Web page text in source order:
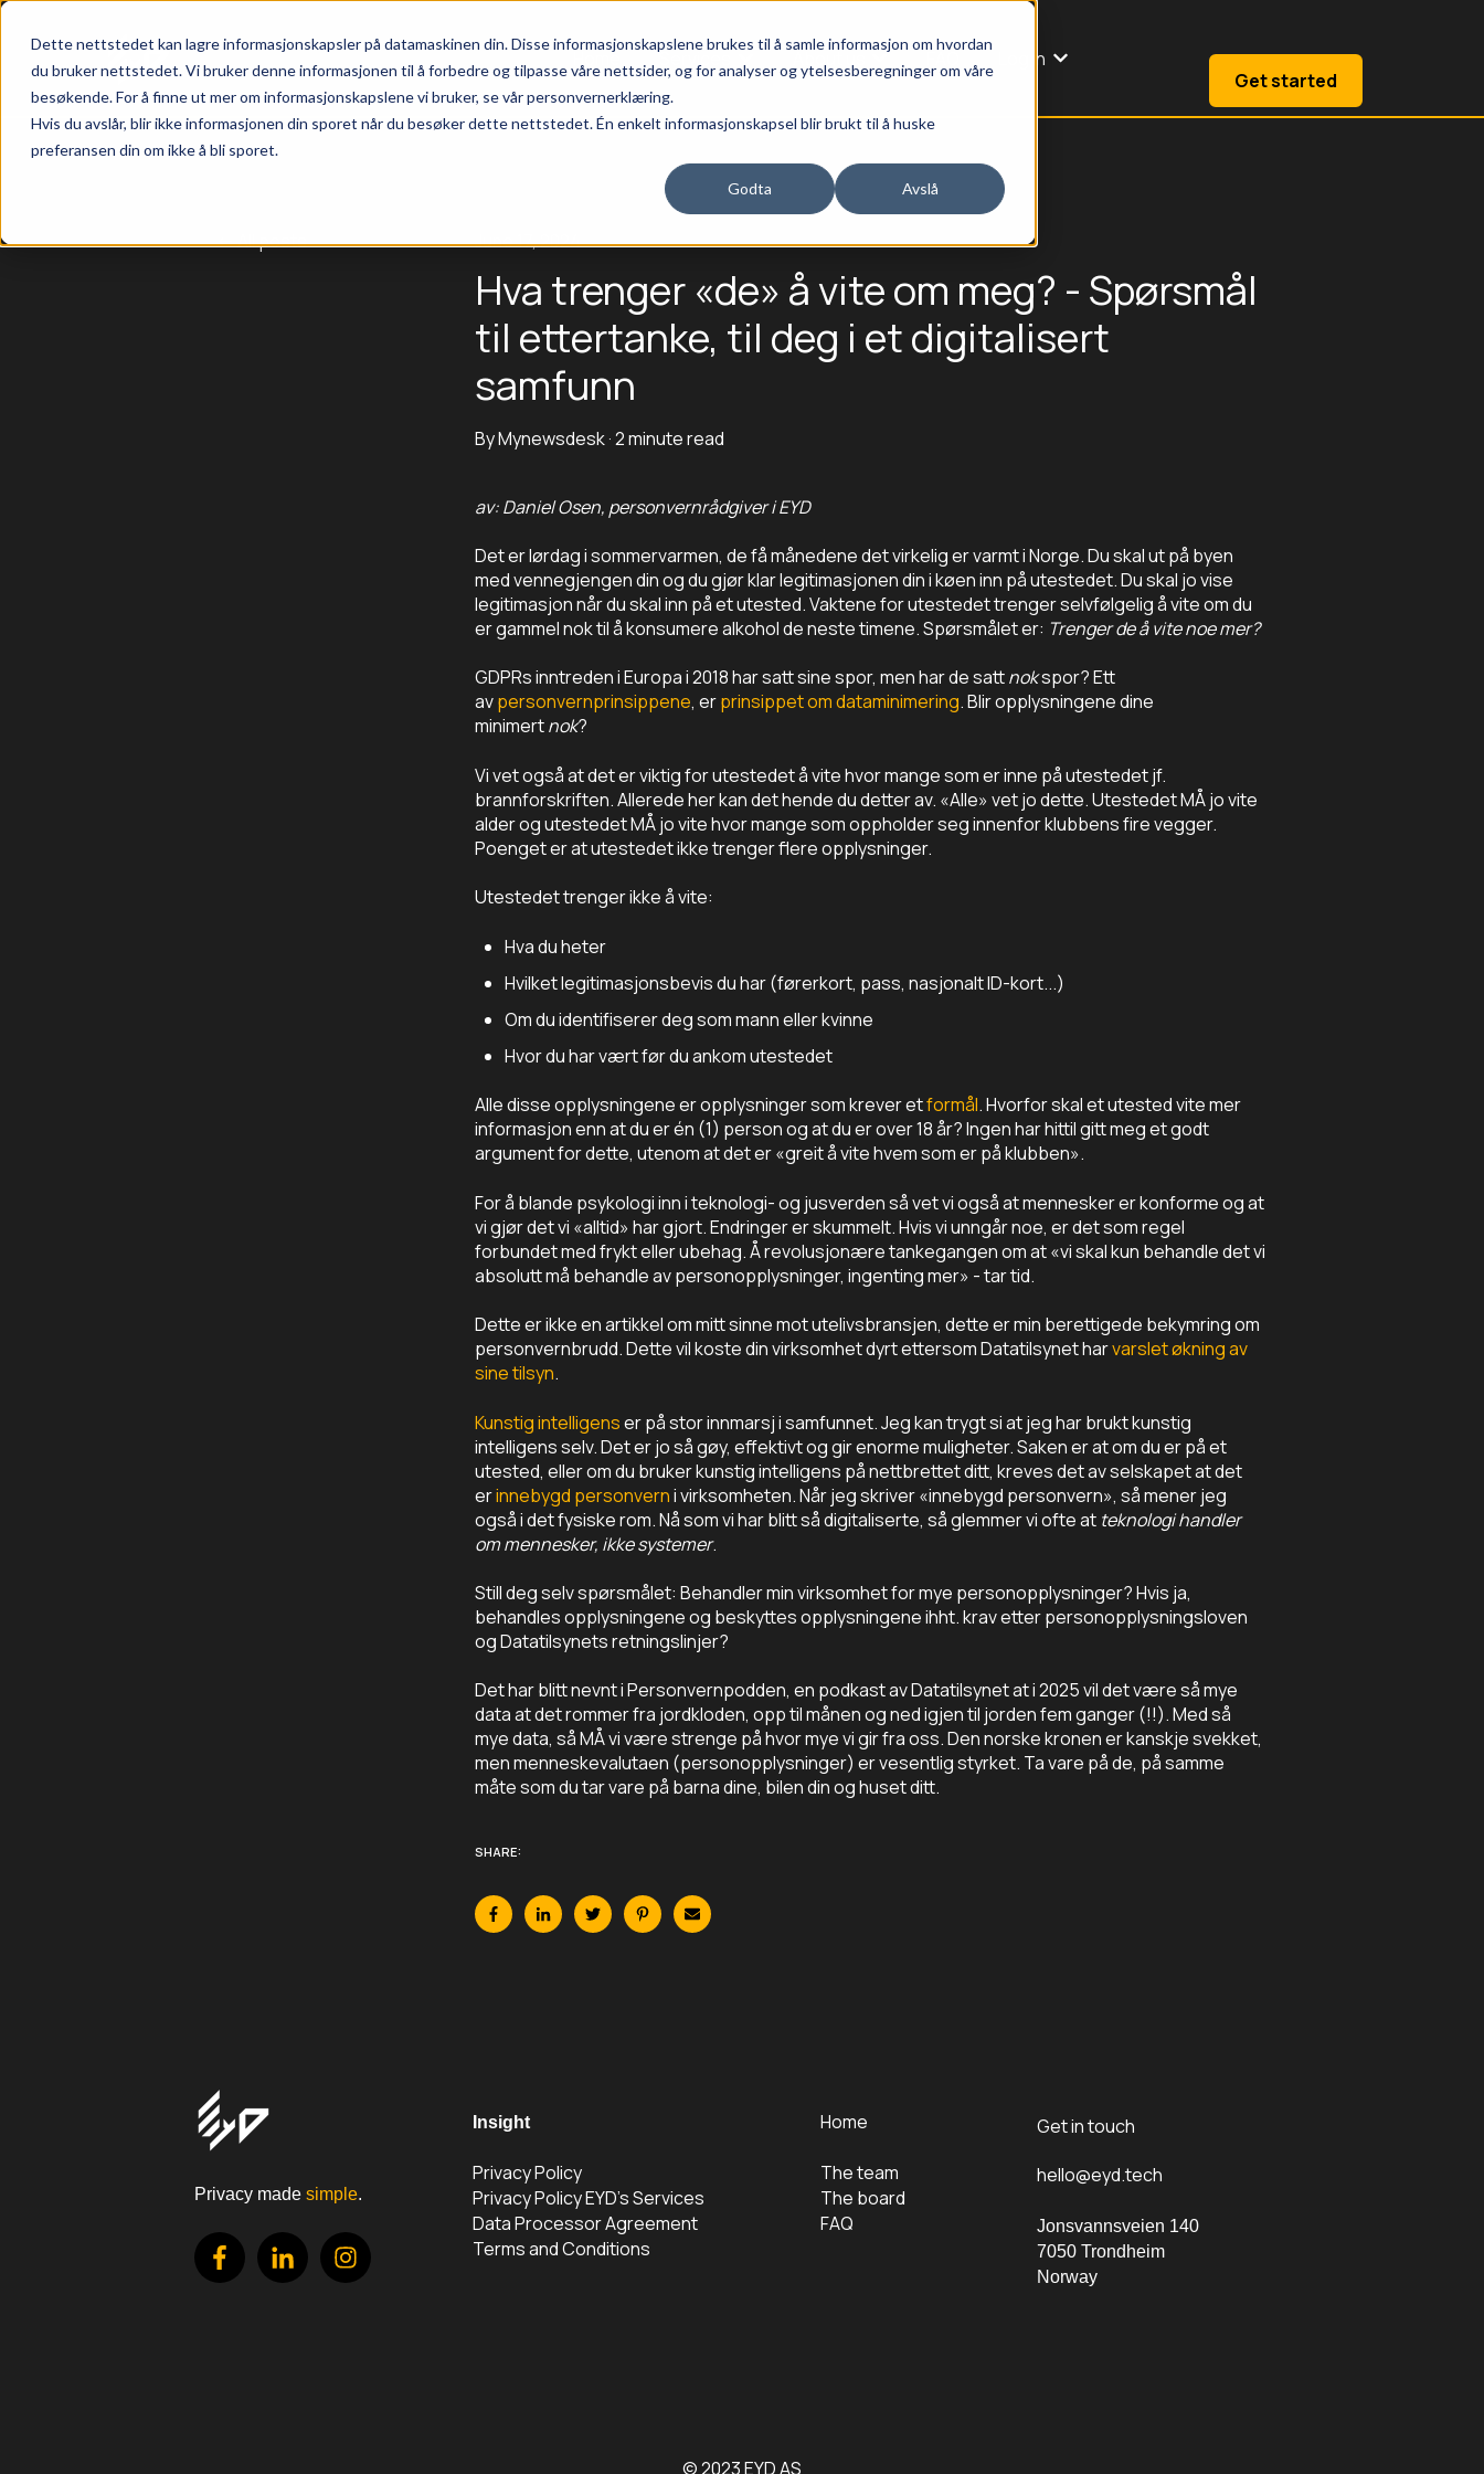
Dette nettstedet kan lagre informasjonskapsler på datamaskinen din. Disse informasjonskapslene brukes til å samle informasjon om hvordan
du bruker nettstedet. Vi bruker denne informasjonen til å forbedre og tilpasse våre nettsider, og for analyser og ytelsesberegninger om våre
besøkende. For å finne ut mer om informasjonskapslene vi bruker, se vår personvernerklæring.
Hvis du avslår, blir ikke informasjonen din sporet når du besøker dette nettstedet. Én enkelt informasjonskapsel blir brukt til å huske
preferansen din om ikke å bli sporet.
Godta Avslå
Home ServicesShow submenu for Services
About usShow submenu for About us
FAQ Log in Show submenu for Log inGet started
All posts June 17, 2024
Hva trenger «de» å vite om meg? - Spørsmål
til ettertanke, til deg i et digitalisert
samfunn
ByMynewsdesk·2 minute read
av: Daniel Osen, personvernrådgiver i EYD
Det er lørdag i sommervarmen, de få månedene det virkelig er varmt i Norge. Du skal ut på byen
med vennegjengen din og du gjør klar legitimasjonen din i køen inn på utestedet. Du skal jo vise
legitimasjon når du skal inn på et utested. Vaktene for utestedet trenger selvfølgelig å vite om du
er gammel nok til å konsumere alkohol de neste timene. Spørsmålet er: Trenger de å vite noe mer?
GDPRs inntreden i Europa i 2018 har satt sine spor, men har de satt nokspor? Ett
av personvernprinsippene, er prinsippet om dataminimering. Blir opplysningene dine
minimert nok?
Vi vet også at det er viktig for utestedet å vite hvor mange som er inne på utestedet jf.
brannforskriften. Allerede her kan det hende du detter av. «Alle» vet jo dette. Utestedet MÅ jo vite
alder og utestedet MÅ jo vite hvor mange som oppholder seg innenfor klubbens fire vegger.
Poenget er at utestedet ikke trenger flere opplysninger.
Utestedet trenger ikke å vite:
Hva du heter
Hvilket legitimasjonsbevis du har (førerkort, pass, nasjonalt ID-kort...)
Om du identifiserer deg som mann eller kvinne
Hvor du har vært før du ankom utestedet
Alle disse opplysningene er opplysninger som krever etformål. Hvorfor skal et utested vite mer
informasjon enn at du er én (1) person og at du er over 18 år? Ingen har hittil gitt meg et godt
argument for dette, utenom at det er «greit å vite hvem som er på klubben».
For å blande psykologi inn i teknologi- og jusverden så vet vi også at mennesker er konforme og at
vi gjør det vi «alltid» har gjort. Endringer er skummelt. Hvis vi unngår noe, er det som regel
forbundet med frykt eller ubehag. Å revolusjonære tankegangen om at «vi skal kun behandle det vi
absolutt må behandle av personopplysninger, ingenting mer» - tar tid.
Dette er ikke en artikkel om mitt sinne mot utelivsbransjen, dette er min berettigede bekymring om
personvernbrudd. Dette vil koste din virksomhet dyrt ettersom Datatilsynet harvarslet økning av
sine tilsyn.
Kunstig intelligenser på stor innmarsj i samfunnet. Jeg kan trygt si at jeg har brukt kunstig
intelligens selv. Det er jo så gøy, effektivt og gir enorme muligheter. Saken er at om du er på et
utested, eller om du bruker kunstig intelligens på nettbrettet ditt, kreves det av selskapet at det
erinnebygd personverni virksomheten. Når jeg skriver «innebygd personvern», så mener jeg
også i det fysiske rom. Nå som vi har blitt så digitaliserte, så glemmer vi ofte at teknologi handler
om mennesker, ikke systemer.
Still deg selv spørsmålet: Behandler min virksomhet for mye personopplysninger? Hvis ja,
behandles opplysningene og beskyttes opplysningene ihht. krav etter personopplysningsloven
og Datatilsynets retningslinjer?
Det har blitt nevnt i Personvernpodden, en podkast av Datatilsynet at i 2025 vil det være så mye
data at det rommer fra jordkloden, opp til månen og ned igjen til jorden fem ganger (!!). Med så
mye data, så MÅ vi være strenge på hvor mye vi gir fra oss. Den norske kronen er kanskje svekket,
men menneskevalutaen (personopplysninger) er vesentlig styrket. Ta vare på de, på samme
måte som du tar vare på barna dine, bilen din og huset ditt.
SHARE:
Privacy made simple.
Insight
Privacy Policy
Privacy Policy EYD's Services
Data Processor Agreement
Terms and Conditions
Home
The team
The board
FAQ
Get in touch
hello@eyd.tech
Jonsvannsveien 140
7050 Trondheim
Norway
© 2023 EYD AS